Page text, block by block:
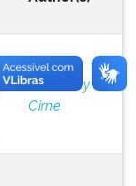
Lima, Ruy
Cirne